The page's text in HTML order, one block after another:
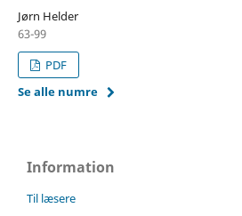
Jørn Helder
63-99
PDF
Se alle numre
Information
Til læsere